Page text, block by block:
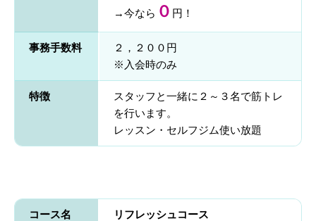
→今なら ０ 円！
事務手数料
２，２００円
※入会時のみ
特徴
スタッフと一緒に２～３名で筋トレ
を行います。
レッスン・セルフジム使い放題
コース名 リフレッシュコース